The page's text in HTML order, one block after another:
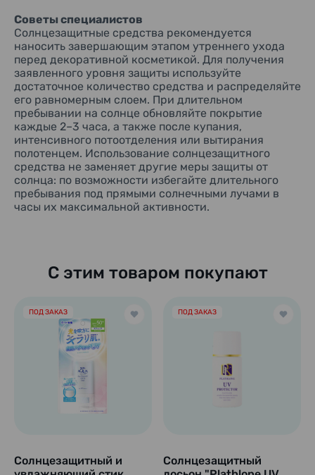
Советы специалистов
Солнцезащитные средства рекомендуется
наносить завершающим этапом утреннего ухода
перед декоративной косметикой. Для получения
заявленного уровня защиты используйте
достаточное количество средства и распределяйте
его равномерным слоем. При длительном
пребывании на солнце обновляйте покрытие
каждые 2–3 часа, а также после купания,
интенсивного потоотделения или вытирания
полотенцем. Использование солнцезащитного
средства не заменяет другие меры защиты от
солнца: по возможности избегайте длительного
пребывания под прямыми солнечными лучами в
часы их максимальной активности.
С этим товаром покупают
ПОД ЗАКАЗ
Солнцезащитный и
ПОД ЗАКАЗ
Солнцезащитный